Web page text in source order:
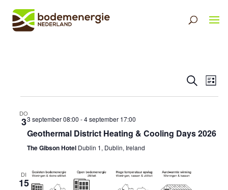
Zoeken
Zoeken
Lijst
een
datum.
DO
33 september 08:00 -4 september 17:00
Geothermal District Heating & Cooling Days 2026
The Gibson Hotel Dublin 1, Dublin, Ireland
DI
15